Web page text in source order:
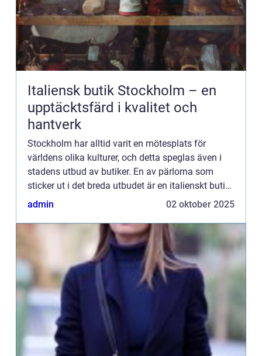
Italiensk butik Stockholm – en
upptäcktsfärd i kvalitet och
hantverk
Stockholm har alltid varit en mötesplats för
världens olika kulturer, och detta speglas även i
stadens utbud av butiker. En av pärlorna som
sticker ut i det breda utbudet är en italienskt butik
Stockholm. Här fokuse...
admin 02 oktober 2025